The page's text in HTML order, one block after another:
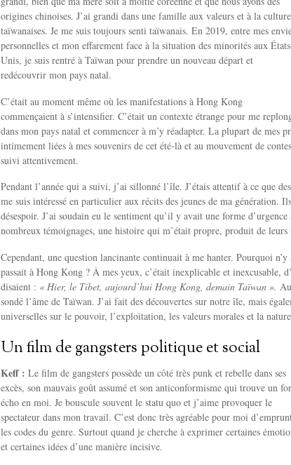
origines chinoises. J’ai grandi dans une famille aux valeurs et à la culture
taïwanaises. Je me suis toujours senti taïwanais. En 2019, entre mes
personnelles et mon effarement face à la situation des minorités aux
Unis, je suis rentré à Taïwan pour prendre un nouveau départ et
redécouvrir mon pays natal.
C’était au moment même où les manifestations à Hong Kong
commençaient à s’intensifier. C’était un contexte étrange pour me
dans mon pays natal et commencer à m’y réadapter. La plupart de mes
intimement liées à mes souvenirs de cet été-là et au mouvement de
suivi attentivement.
Pendant l’année qui a suivi, j’ai sillonné l’île. J’étais attentif à ce que
me suis intéressé en particulier aux récits des jeunes de ma génération.
désespoir. J’ai soudain eu le sentiment qu’il y avait une forme
nombreux témoignages, une histoire qui m’était propre, produit de leurs
Cependant, une question lancinante continuait à me hanter. Pourquoi
passait à Hong Kong ? À mes yeux, c’était inexplicable et inexcusable,
disaient : « Hier, le Tibet, aujourd’hui Hong Kong, demain Taïwan ».
sondé l’âme de Taïwan. J’ai fait des découvertes sur notre île, mais
universelles sur le pouvoir, l’exploitation, les valeurs morales et la
Un film de gangsters politique et social
Keff : Le film de gangsters possède un côté très punk et rebelle dans ses
excès, son mauvais goût assumé et son anticonformisme qui trouve un
écho en moi. Je bouscule souvent le statu quo et j’aime provoquer le
spectateur dans mon travail. C’est donc très agréable pour moi
les codes du genre. Surtout quand je cherche à exprimer certaines
et certaines idées d’une manière incisive.